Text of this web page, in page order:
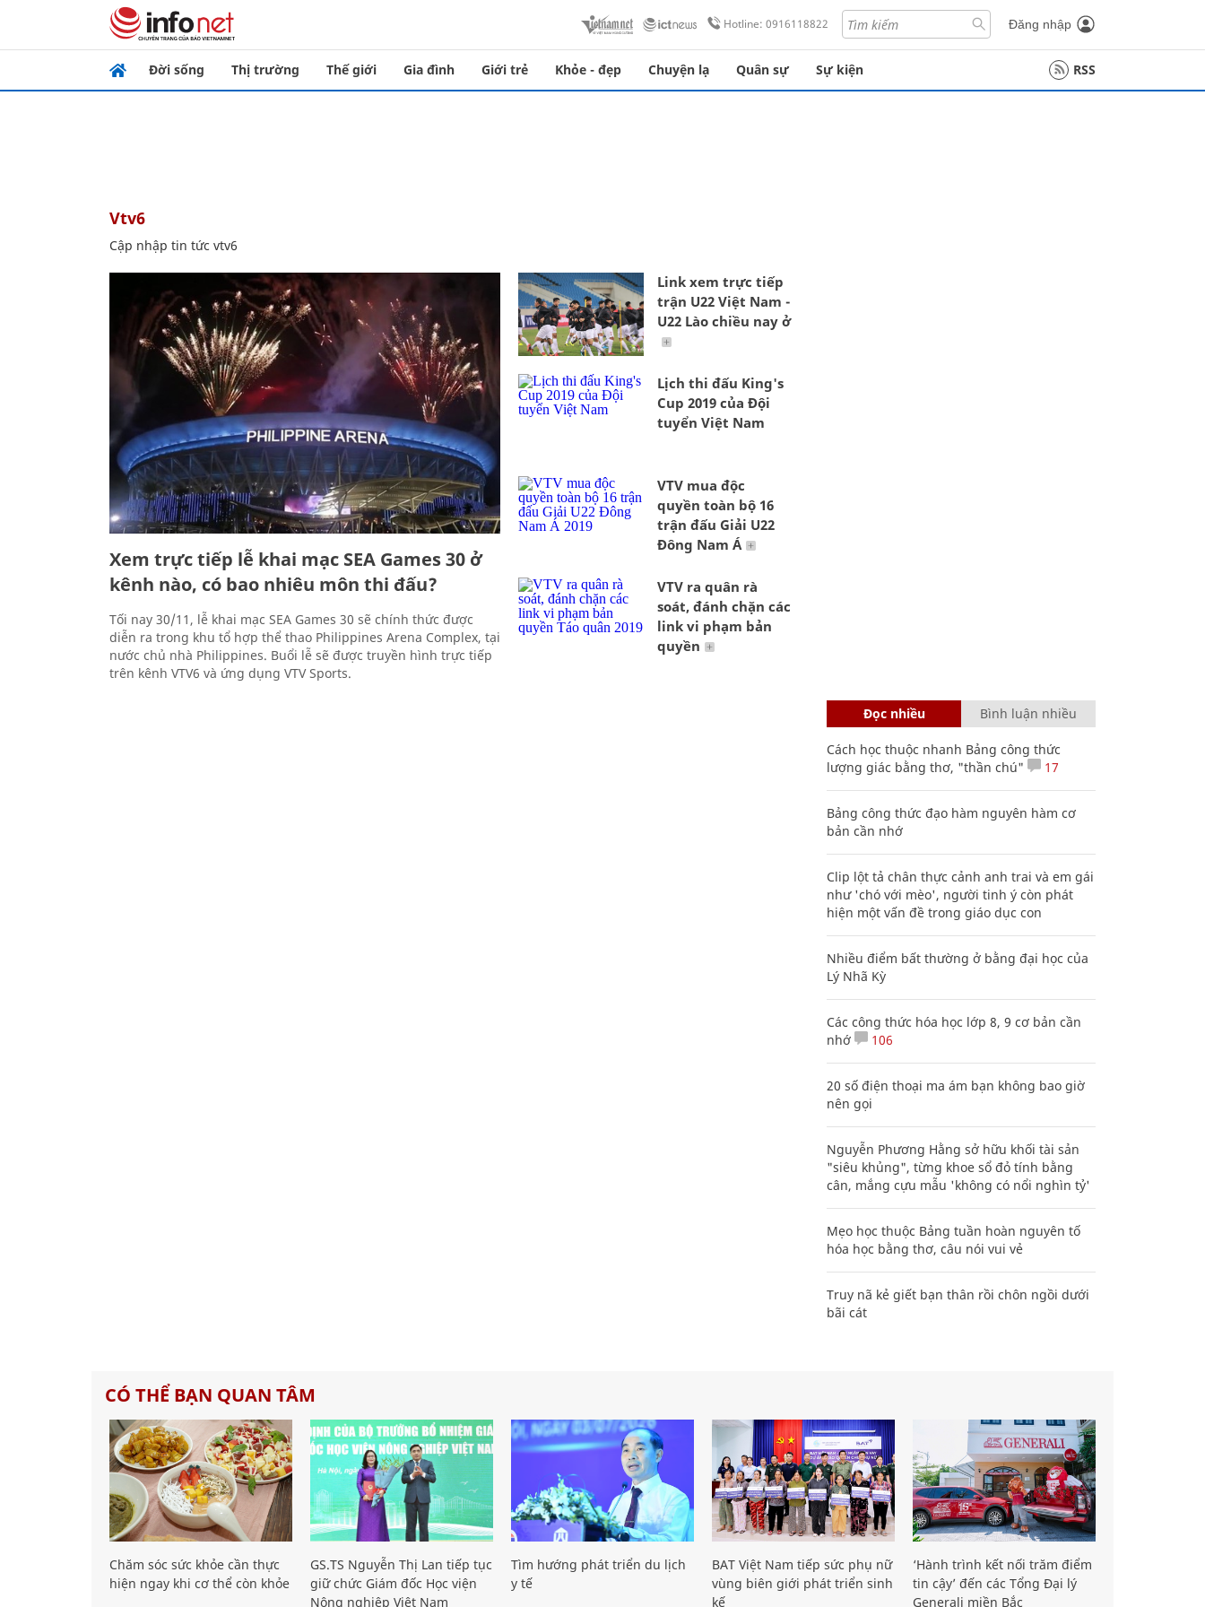
Hotline: 0916118822 Đăng nhập
Đời sống Thị trường Thế giới Gia đình Giới trẻ Khỏe - đẹp Chuyện lạ Quân sự Sự kiện RSS
vtv6
Cập nhập tin tức vtv6
Xem trực tiếp lễ khai mạc SEA Games 30 ở
kênh nào, có bao nhiêu môn thi đấu?
Tối nay 30/11, lễ khai mạc SEA Games 30 sẽ chính thức được
diễn ra trong khu tổ hợp thể thao Philippines Arena Complex, tại
nước chủ nhà Philippines. Buổi lễ sẽ được truyền hình trực tiếp
trên kênh VTV6 và ứng dụng VTV Sports.
Link xem trực tiếp
trận U22 Việt Nam -
U22 Lào chiều nay ở
Lịch thi đấu King's
Cup 2019 của Đội
tuyển Việt Nam
VTV mua độc
quyền toàn bộ 16
trận đấu Giải U22
Đông Nam Á
VTV ra quân rà
soát, đánh chặn các
link vi phạm bản
quyền
Đọc nhiều Bình luận nhiều
Cách học thuộc nhanh Bảng công thức
lượng giác bằng thơ, "thần chú"
17
Bảng công thức đạo hàm nguyên hàm cơ
bản cần nhớ
Clip lột tả chân thực cảnh anh trai và em gái
như 'chó với mèo', người tinh ý còn phát
hiện một vấn đề trong giáo dục con
Nhiều điểm bất thường ở bằng đại học của
Lý Nhã Kỳ
Các công thức hóa học lớp 8, 9 cơ bản cần
nhớ
106
20 số điện thoại ma ám bạn không bao giờ
nên gọi
Nguyễn Phương Hằng sở hữu khối tài sản
"siêu khủng", từng khoe sổ đỏ tính bằng
cân, mắng cựu mẫu 'không có nổi nghìn tỷ'
Mẹo học thuộc Bảng tuần hoàn nguyên tố
hóa học bằng thơ, câu nói vui vẻ
Truy nã kẻ giết bạn thân rồi chôn ngồi dưới
bãi cát
CÓ THỂ BẠN QUAN TÂM
Chăm sóc sức khỏe cần thực
hiện ngay khi cơ thể còn khỏe
GS.TS Nguyễn Thị Lan tiếp tục
giữ chức Giám đốc Học viện
Nông nghiệp Việt Nam
Tìm hướng phát triển du lịch
y tế
BAT Việt Nam tiếp sức phụ nữ
vùng biên giới phát triển sinh
kế
‘Hành trình kết nối trăm điểm
tin cậy’ đến các Tổng Đại lý
Generali miền Bắc